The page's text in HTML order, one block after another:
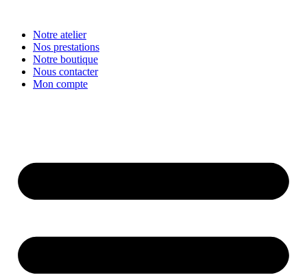
contenuNotre atelier
Nos prestations
Notre boutique
Nous contacter
Mon compte